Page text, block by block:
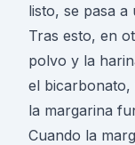
listo, se pasa
Tras esto, en
polvo y la
el bicarbonato,
la margarina
Cuando la